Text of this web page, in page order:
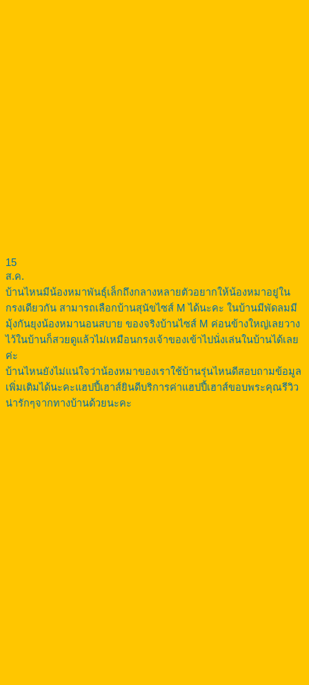
15
ส.ค.
บ้านไหนมีน้องหมาพันธุ์เล็กถึงกลางหลายตัวอยากให้น้องหมาอยู่ใน
กรงเดียวกัน สามารถเลือกบ้านสุนัขไซส์ M ได้นะคะ ในบ้านมีพัดลมมี
มุ้งกันยุงน้องหมานอนสบาย ของจริงบ้านไซส์ M ค่อนข้างใหญ่เลยวาง
ไว้ในบ้านก็สวยดูแล้วไม่เหมือนกรงเจ้าของเข้าไปนั่งเล่นในบ้านได้เลย
ค่ะ
บ้านไหนยังไม่แน่ใจว่าน้องหมาของเราใช้บ้านรุ่นไหนดีสอบถามข้อมูล
เพิ่มเติมได้นะคะแฮปปี้เฮาส์ยินดีบริการค่าแฮปปี้เฮาส์ขอบพระคุณรีวิว
น่ารักๆจากทางบ้านด้วยนะคะ